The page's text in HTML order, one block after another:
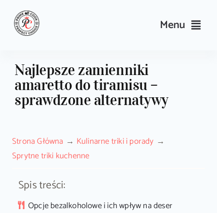
content
Menu
Przepisy
Kulinarne triki i porady
Search
for:
Najlepsze zamienniki
amaretto do tiramisu –
sprawdzone alternatywy
Strona Główna
Kulinarne triki i porady
Sprytne triki kuchenne
Spis treści:
Opcje bezalkoholowe i ich wpływ na deser